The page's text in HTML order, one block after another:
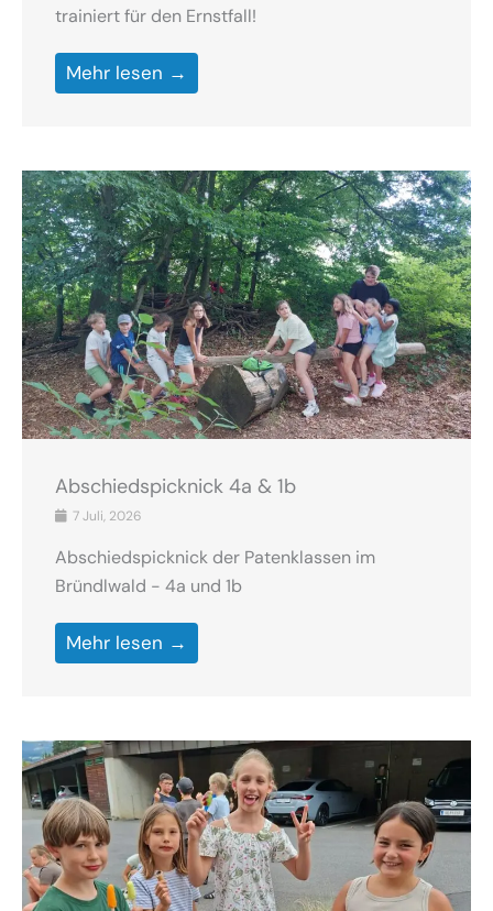
trainiert für den Ernstfall!
Mehr lesen →
Abschiedspicknick 4a & 1b
7 Juli, 2026
Abschiedspicknick der Patenklassen im
Bründlwald - 4a und 1b
Mehr lesen →